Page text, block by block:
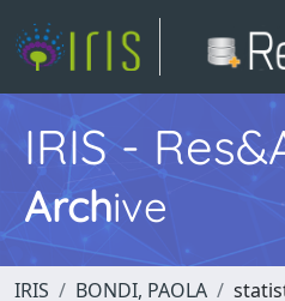
IRIS -
Archive
IRIS BONDI, PAOLA